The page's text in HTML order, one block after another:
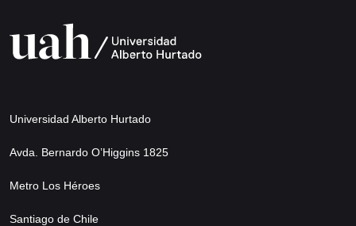
Universidad Alberto Hurtado
Avda. Bernardo O’Higgins 1825
Metro Los Héroes
Santiago de Chile